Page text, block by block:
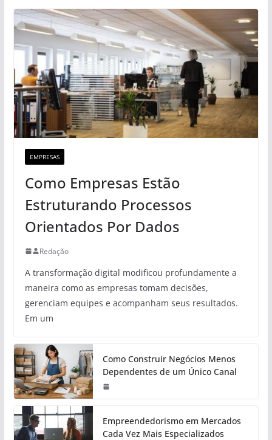
EMPRESAS
Como Empresas Estão
Estruturando Processos
Orientados Por Dados
Redação
A transformação digital modificou profundamente a
maneira como as empresas tomam decisões,
gerenciam equipes e acompanham seus resultados.
Em um
Como Construir Negócios Menos
Dependentes de um Único Canal
Empreendedorismo em Mercados
Cada Vez Mais Especializados